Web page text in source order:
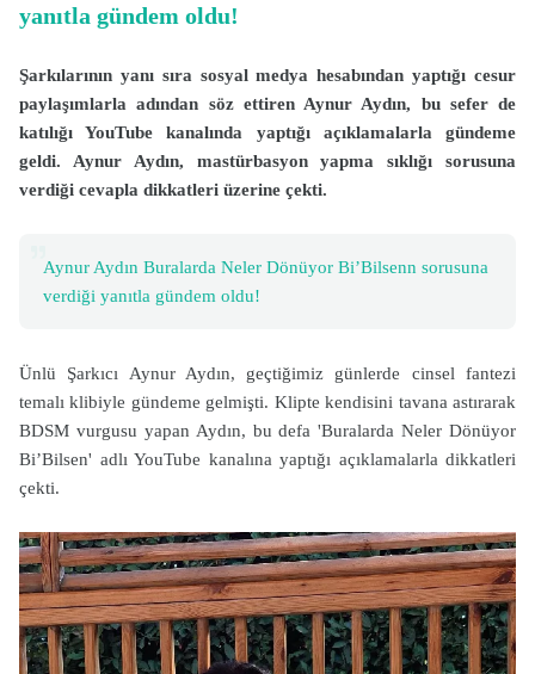
yanıtla gündem oldu!
Şarkılarının yanı sıra sosyal medya hesabından yaptığı cesur
paylaşımlarla adından söz ettiren Aynur Aydın, bu sefer de
katılığı YouTube kanalında yaptığı açıklamalarla gündeme
geldi. Aynur Aydın, mastürbasyon yapma sıklığı sorusuna
verdiği cevapla dikkatleri üzerine çekti.
Aynur Aydın Buralarda Neler Dönüyor Bi’Bilsenn sorusuna
verdiği yanıtla gündem oldu!
Ünlü Şarkıcı Aynur Aydın, geçtiğimiz günlerde cinsel fantezi
temalı klibiyle gündeme gelmişti. Klipte kendisini tavana astırarak
BDSM vurgusu yapan Aydın, bu defa 'Buralarda Neler Dönüyor
Bi’Bilsen' adlı YouTube kanalına yaptığı açıklamalarla dikkatleri
çekti.